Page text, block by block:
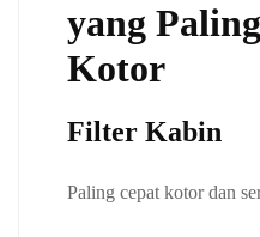
yang
Kotor
Filter Kabin
Paling cepat kotor dan